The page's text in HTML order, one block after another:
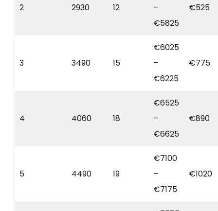
2 2930 12
–
€5825
€525
3 3490 15
€6025
–
€6225
€775
4 4060 18
€6525
–
€6625
€890
5 4490 19
€7100
–
€7175
€1020